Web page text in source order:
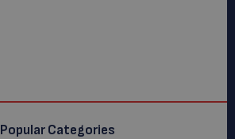
Popular Categories